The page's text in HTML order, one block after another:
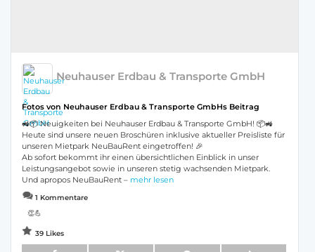
Neuhauser Erdbau & Transporte GmbH
Fotos von Neuhauser Erdbau & Transporte GmbHs Beitrag
🚜📦 Neuigkeiten bei Neuhauser Erdbau & Transporte GmbH! 📦🚜
Heute sind unsere neuen Broschüren inklusive aktueller Preisliste für
unseren Mietpark NeuBauRent eingetroffen! 🎉
Ab sofort bekommt ihr einen übersichtlichen Einblick in unser
Leistungsangebot sowie in unseren stetig wachsenden Mietpark.
Und apropos NeuBauRent – mehr lesen
1 Kommentare
👏💪
39 Likes